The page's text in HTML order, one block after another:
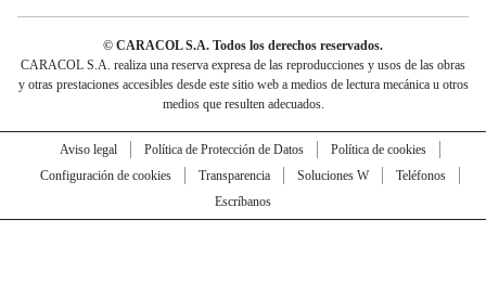
© CARACOL S.A. Todos los derechos reservados.
CARACOL S.A. realiza una reserva expresa de las reproducciones y usos de las obras
y otras prestaciones accesibles desde este sitio web a medios de lectura mecánica u otros
medios que resulten adecuados.
Aviso legal Política de Protección de Datos
Política de cookies
Configuración de cookies
Transparencia Soluciones W
Teléfonos
Escríbanos